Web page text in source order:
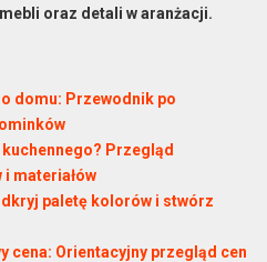
oraz detali w aranżacji.
domu: Przewodnik po
Przegląd
i materiałów
paletę kolorów i stwórz
cena: Orientacyjny przegląd cen